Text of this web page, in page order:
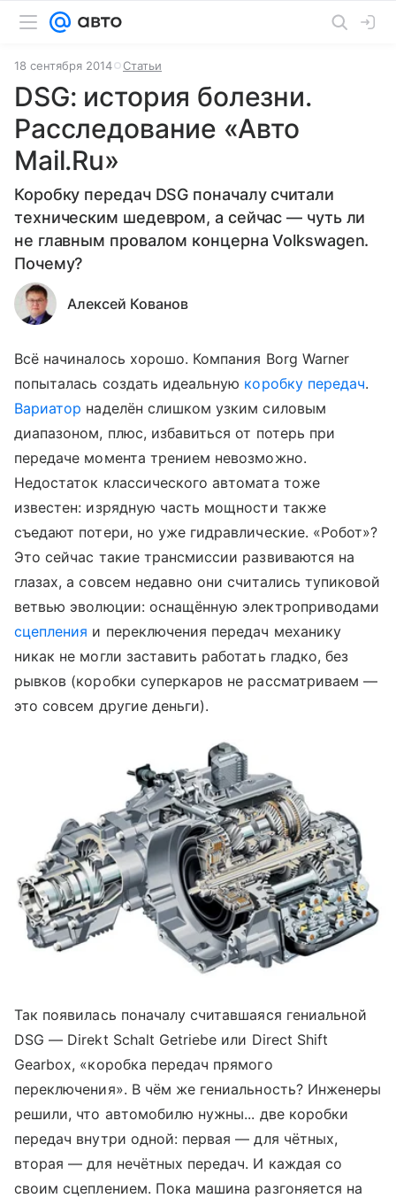
18 сентября 2014 Статьи
DSG: история болезни.
Расследование «Авто
Mail.Ru»
Коробку передач DSG поначалу считали
техническим шедевром, а сейчас — чуть ли
не главным провалом концерна Volkswagen.
Почему?
Алексей Кованов
Всё начиналось хорошо. Компания Borg Warner
попыталась создать идеальную коробку передач.
Вариатор наделён слишком узким силовым
диапазоном, плюс, избавиться от потерь при
передаче момента трением невозможно.
Недостаток классического автомата тоже
известен: изрядную часть мощности также
съедают потери, но уже гидравлические. «Робот»?
Это сейчас такие трансмиссии развиваются на
глазах, а совсем недавно они считались тупиковой
ветвью эволюции: оснащённую электроприводами
сцепления и переключения передач механику
никак не могли заставить работать гладко, без
рывков (коробки суперкаров не рассматриваем —
это совсем другие деньги).
Так появилась поначалу считавшаяся гениальной
DSG — Direkt Schalt Getriebe или Direct Shift
Gearbox, «коробка передач прямого
переключения». В чём же гениальность? Инженеры
решили, что автомобилю нужны... две коробки
передач внутри одной: первая — для чётных,
вторая — для нечётных передач. И каждая со
своим сцеплением. Пока машина разгоняется на